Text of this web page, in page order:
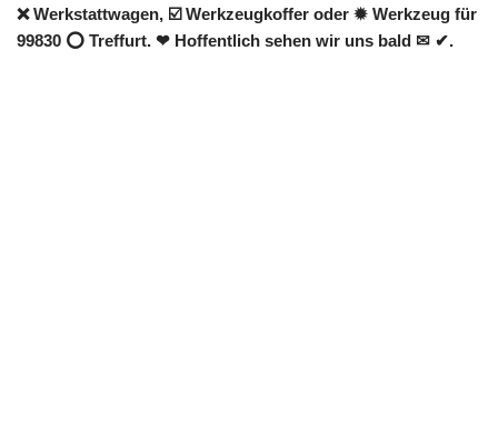
❌ Werkstattwagen, ☑️ Werkzeugkoffer oder ✹ Werkzeug für
99830 ⭕ Treffurt. ❤ Hoffentlich sehen wir uns bald ✉ ✔.